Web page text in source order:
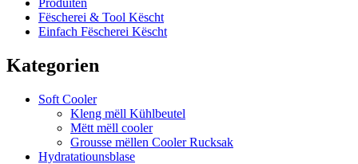
Fëscherei & Tool Këscht
Einfach Fëscherei Këscht
Kategorien
Soft Cooler
Kleng mëll Kühlbeutel
Mëtt mëll cooler
Grousse mëllen Cooler Rucksak
Hydratatiounsblase